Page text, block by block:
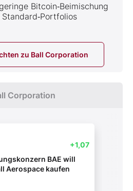
Bitcoin‑Beimischung
zu Ball Corporation
Corporation
+1,07
BAE will
Aerospace kaufen